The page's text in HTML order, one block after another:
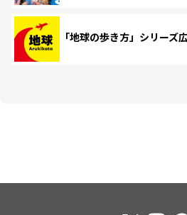
「地球の歩き方」シリーズ